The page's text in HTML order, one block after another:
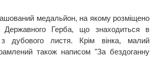
медальйон, на якому розміщено
Державного Герба, що знаходиться в
з дубового листя. Крім вінка, малий
також написом "За бездоганну